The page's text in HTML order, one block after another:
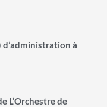
d’administration à
L’Orchestre de